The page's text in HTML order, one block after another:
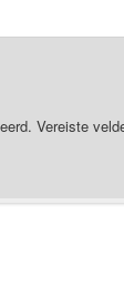
Vereiste